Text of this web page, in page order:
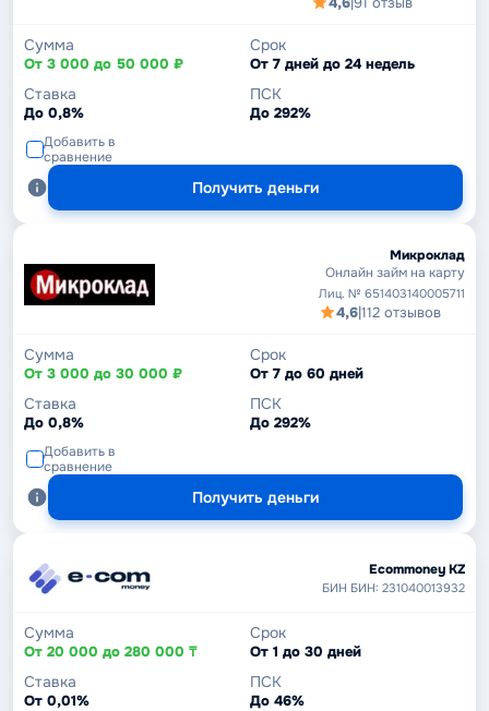
Сумма
От 3 000 до 50 000 ₽
Срок
От 7 дней до 24 недель
Ставка
До 0,8%
ПСК
До 292%
Добавить в
сравнение
Получить деньги
Микроклад
Онлайн займ на карту
Лиц. № 651403140005711
4,6|112 отзывов
Сумма
От 3 000 до 30 000 ₽
Срок
От 7 до 60 дней
Ставка
До 0,8%
ПСК
До 292%
Добавить в
сравнение
Получить деньги
Ecommoney KZ
БИН БИН: 231040013932
Сумма
От 20 000 до 280 000 ₸
Срок
От 1 до 30 дней
Ставка
От 0,01%
ПСК
До 46%